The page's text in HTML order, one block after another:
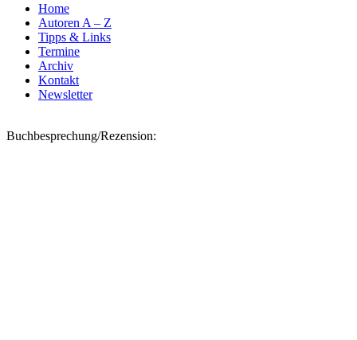
Home
Autoren A – Z
Tipps & Links
Termine
Archiv
Kontakt
Newsletter
Buchbesprechung/Rezension: